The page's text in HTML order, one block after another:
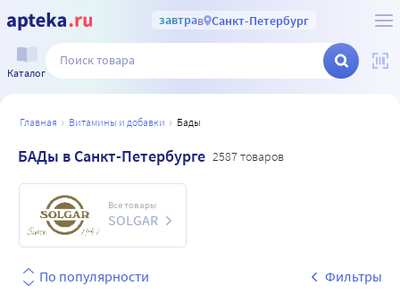
завтрав Санкт-Петербург
Каталог
главная витамины и добавки бады
БАДы в Санкт-Петербурге 2587 товаров
Все товары
SOLGAR
По популярности Фильтры